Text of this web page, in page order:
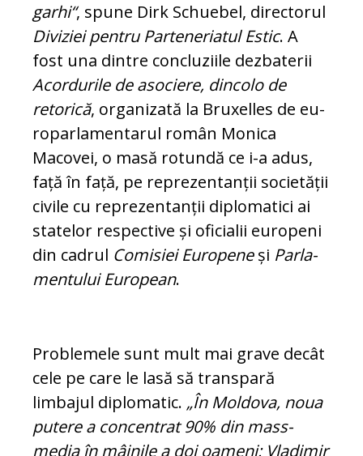
garhi“, spune Dirk Schuebel, directorul
Di­viziei pentru Parteneriatul Estic. A
fost una dintre concluziile dezbaterii
Acor­du­rile de asociere, dincolo de
retorică, or­ganizată la Bruxelles de eu­
roparlamentarul român Mo­nica
Macovei, o masă rotundă ce i-a adus,
față în față, pe reprezentanții so­cietății
civile cu re­pre­zen­tanții diplomatici ai
sta­telor respective și oficialii europeni
din cadrul Co­misiei Europeneși Par­la­
mentului European.
Problemele sunt mult mai grave decât
cele pe care le lasă să trans­pa­ră
limbajul diplomatic. „În Moldova, no­ua
putere a concentrat 90% din mass-
media în mâinile a doi oameni: Vladimir